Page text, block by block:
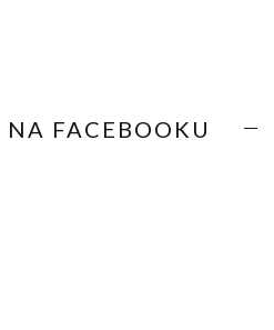
FACEBOOKU